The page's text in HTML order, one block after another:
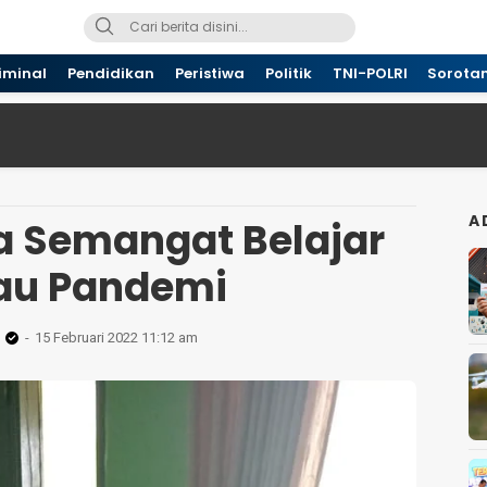
Pendidikan Peristiwa Politik TNI-POLRI
Semangat Belajar
Pandemi
15 Februari 2022 11:12 am